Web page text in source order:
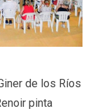
de los Ríos
pinta